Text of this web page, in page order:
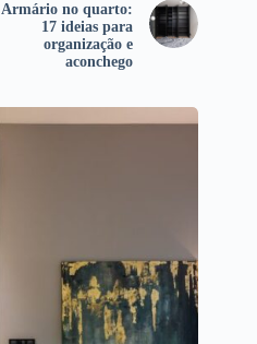
Armário no quarto:
17 ideias para
organização e
aconchego